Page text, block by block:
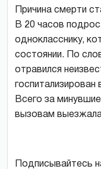
Причина смерти
В 20 часов
однокласснику,
состоянии. По
отравился
госпитализирован
Всего за
вызовам
Подписывайтесь